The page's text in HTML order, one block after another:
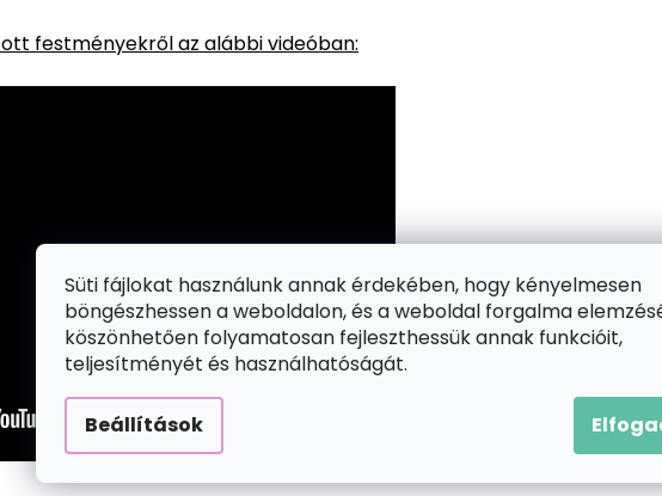
Süti fájlokat használunk annak érdekében, hogy kényelmesen
böngészhessen a weboldalon, és a weboldal forgalma
köszönhetően folyamatosan fejleszthessük annak funkcióit,
teljesítményét és használhatóságát.
Beállítások
festményekről az alábbi videóban: